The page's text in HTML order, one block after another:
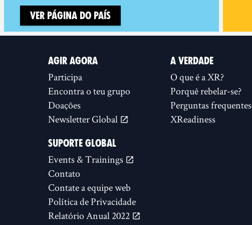
Ver página do país
AGIR AGORA
Participa
Encontra o teu grupo
Doações
Newsletter Global
A VERDADE
O que é a XR?
Porquê rebelar-se?
Perguntas frequentes
XReadiness
SUPORTE GLOBAL
Events & Trainings
Contato
Contate a equipe web
Política de Privacidade
Relatório Anual 2022